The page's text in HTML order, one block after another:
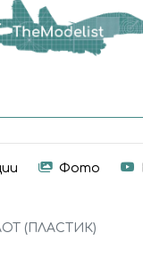
Фото
(ПЛАСТИК)